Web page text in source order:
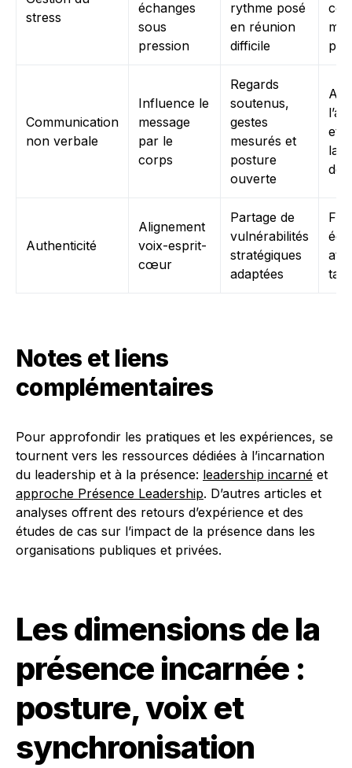
stress
échanges
sous
pression
rythme posé
en réunion
difficile
Communication
non verbale
Influence le
message
par le
corps
Regards
soutenus,
gestes
mesurés et
posture
ouverte
et
la
Authenticité
Alignement
voix-esprit-
cœur
Partage de
vulnérabilités
stratégiques
adaptées
Notes et liens
complémentaires
Pour approfondir les pratiques et les expériences, se
tournent vers les ressources dédiées à l’incarnation
du leadership et à la présence: leadership incarné et
approche Présence Leadership. D’autres articles et
analyses offrent des retours d’expérience et des
études de cas sur l’impact de la présence dans les
organisations publiques et privées.
Les dimensions de la
présence incarnée :
posture, voix et
synchronisation